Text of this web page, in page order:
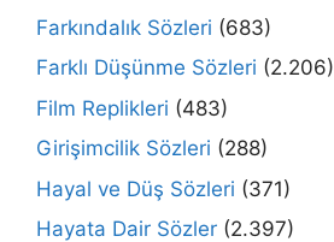
Farkındalık Sözleri (683)
Farklı Düşünme Sözleri (2.206)
Film Replikleri (483)
Girişimcilik Sözleri (288)
Hayal ve Düş Sözleri (371)
Hayata Dair Sözler (2.397)